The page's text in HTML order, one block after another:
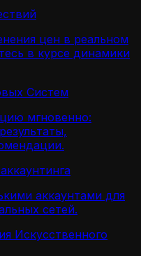
цен в реальном
в курсе динамики
Систем
мгновенно:
аккаунтами для
сетей.
Искусственного